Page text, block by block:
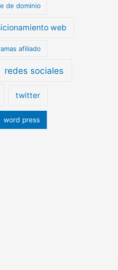
de dominio
web
afiliado
redes sociales
twitter
word press